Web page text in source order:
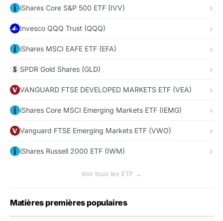
iShares Core S&P 500 ETF (IVV)
Invesco QQQ Trust (QQQ)
iShares MSCI EAFE ETF (EFA)
SPDR Gold Shares (GLD)
VANGUARD FTSE DEVELOPED MARKETS ETF (VEA)
iShares Core MSCI Emerging Markets ETF (IEMG)
Vanguard FTSE Emerging Markets ETF (VWO)
iShares Russell 2000 ETF (IWM)
Voir tous les ETF →
Matières premières populaires